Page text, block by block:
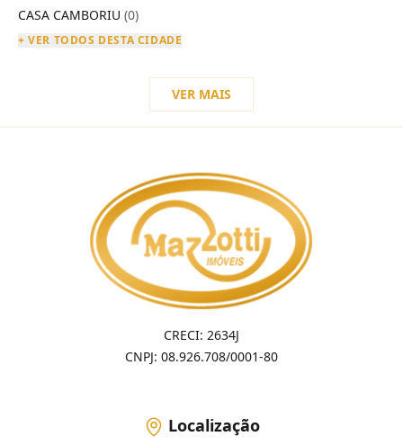
CASA CAMBORIU (0)
+ VER TODOS DESTA CIDADE
VER MAIS
CRECI: 2634J
CNPJ: 08.926.708/0001-80
Localização